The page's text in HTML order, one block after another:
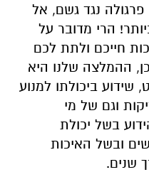
נגד גשם, אל
הרי מדובר על
חייכם ולתת לכם
ההמלצה שלנו היא
שידוע ביכולתו למנוע
וגם של מי
בשל יכולת
ובשל האיכות
שנים.